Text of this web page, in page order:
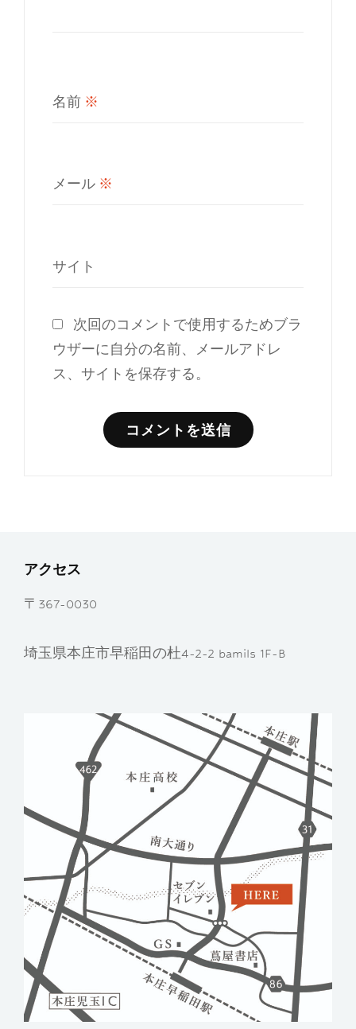
名前 ※
メール ※
サイト
次回のコメントで使用するためブラ
ウザーに自分の名前、メールアドレ
ス、サイトを保存する。
アクセス
〒367-0030
埼玉県本庄市早稲田の杜4-2-2 bamils 1F-B